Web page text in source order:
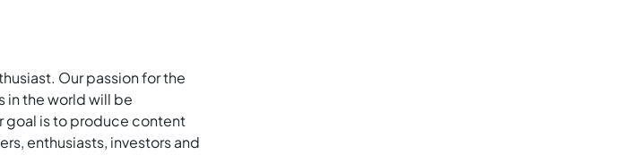
Our passion for the
in the world will be
goal is to produce content
enthusiasts, investors and